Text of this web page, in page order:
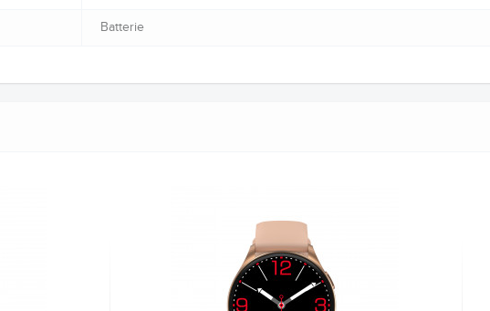
Batterie